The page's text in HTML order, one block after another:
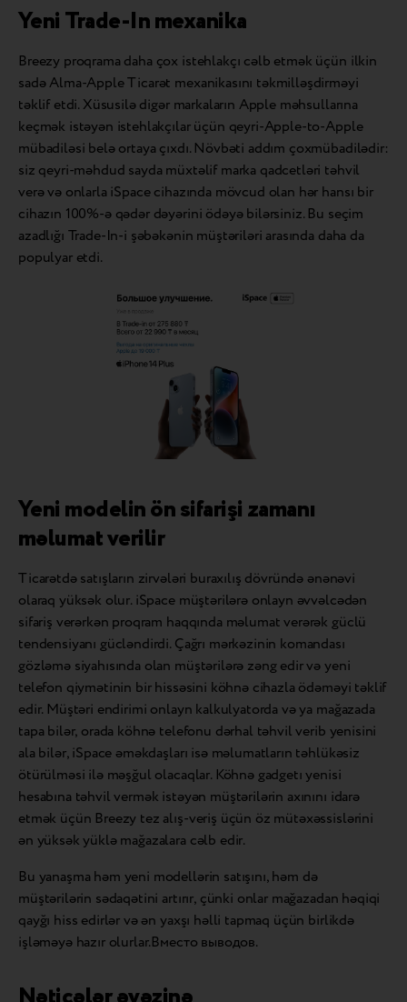
Yeni Trade-In mexanika
Breezy proqrama daha çox istehlakçı cəlb etmək üçün ilkin
sadə Alma-Apple Ticarət mexanikasını təkmilləşdirməyi
təklif etdi. Xüsusilə digər markaların Apple məhsullarına
keçmək istəyən istehlakçılar üçün qeyri-Apple-to-Apple
mübadiləsi belə ortaya çıxdı. Növbəti addım çoxmübadilədir:
siz qeyri-məhdud sayda müxtəlif marka qadcetləri təhvil
verə və onlarla iSpace cihazında mövcud olan hər hansı bir
cihazın 100%-ə qədər dəyərini ödəyə bilərsiniz. Bu seçim
azadlığı Trade-In-i şəbəkənin müştəriləri arasında daha da
populyar etdi.
Yeni modelin ön sifarişi zamanı
məlumat verilir
Ticarətdə satışların zirvələri buraxılış dövründə ənənəvi
olaraq yüksək olur. iSpace müştərilərə onlayn əvvəlcədən
sifariş verərkən proqram haqqında məlumat verərək güclü
tendensiyanı gücləndirdi. Çağrı mərkəzinin komandası
gözləmə siyahısında olan müştərilərə zəng edir və yeni
telefon qiymətinin bir hissəsini köhnə cihazla ödəməyi təklif
edir. Müştəri endirimi onlayn kalkulyatorda və ya mağazada
tapa bilər, orada köhnə telefonu dərhal təhvil verib yenisini
ala bilər, iSpace əməkdaşları isə məlumatların təhlükəsiz
ötürülməsi ilə məşğul olacaqlar. Köhnə gadgetı yenisi
hesabına təhvil vermək istəyən müştərilərin axınını idarə
etmək üçün Breezy tez alış-veriş üçün öz mütəxəssislərini
ən yüksək yüklə mağazalara cəlb edir.
Bu yanaşma həm yeni modellərin satışını, həm də
müştərilərin sədaqətini artırır, çünki onlar mağazadan həqiqi
qayğı hiss edirlər və ən yaxşı həlli tapmaq üçün birlikdə
işləməyə hazır olurlar.Вместо выводов.